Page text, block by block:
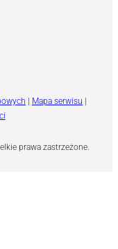
prawa zastrzeżone.
| Mapa serwisu |